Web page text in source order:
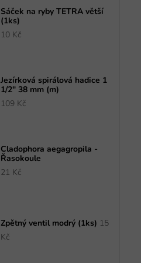
Sáček na ryby TETRA větší
(1ks)
10 Kč
Jezírková spirálová hadice 1
1/2" 38 mm (m)
109 Kč
Cladophora aegagropila -
Řasokoule
21 Kč
Zpětný ventil modrý (1ks) 15
Kč